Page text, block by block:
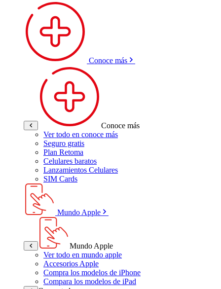
Conoce más
Conoce más
Ver todo en conoce más
Seguro gratis
Plan Retoma
Celulares baratos
Lanzamientos Celulares
SIM Cards
Mundo Apple
Mundo Apple
Ver todo en mundo apple
Accesorios Apple
Compra los modelos de iPhone
Compara los modelos de iPad